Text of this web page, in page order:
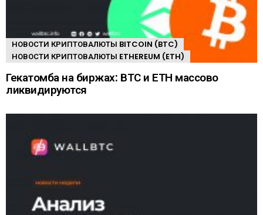
НОВОСТИ КРИПТОВАЛЮТЫ BITCOIN (BTC)
НОВОСТИ КРИПТОВАЛЮТЫ ETHEREUM (ETH)
Гекатомба на биржах: ВТС и ЕТН массово
ликвидируются